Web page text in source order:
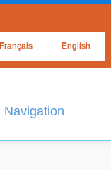
Français English
Navigation